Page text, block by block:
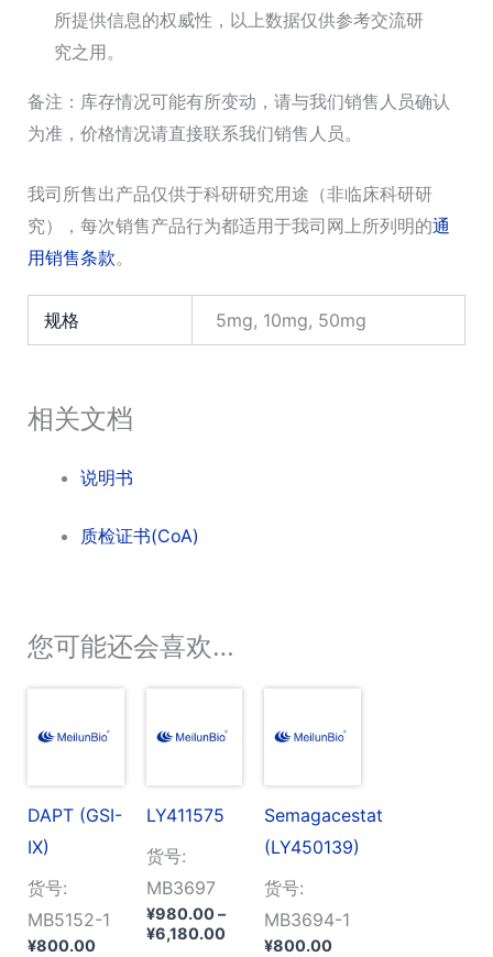
所提供信息的权威性，以上数据仅供参考交流研
究之用。
备注：库存情况可能有所变动，请与我们销售人员确认
为准，价格情况请直接联系我们销售人员。
我司所售出产品仅供于科研研究用途（非临床科研研
究），每次销售产品行为都适用于我司网上所列明的通
用销售条款。
规格 5mg, 10mg, 50mg
相关文档
说明书
质检证书(CoA)
您可能还会喜欢…
DAPT (GSI-
IX)
货号:
MB5152-1
¥800.00
LY411575
货号:
MB3697
¥980.00 –
¥6,180.00价
Semagacestat
(LY450139)
货号:
MB3694-1
¥800.00